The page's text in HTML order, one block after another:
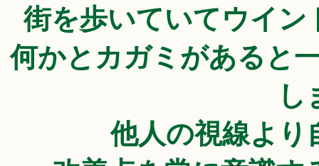
街を歩いていてウイン
何かとカガミがあると
し
他人の視線より